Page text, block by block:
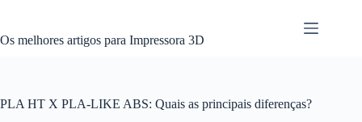
o
Os melhores artigos para Impressora 3D
PLA HT X PLA-LIKE ABS: Quais as principais diferenças?